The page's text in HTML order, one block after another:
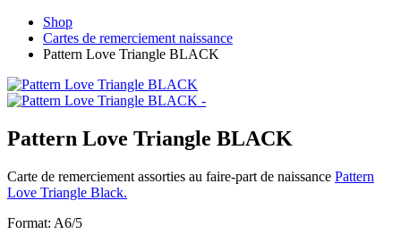
Shop
Cartes de remerciement naissance
Pattern Love Triangle BLACK
Pattern Love Triangle BLACK
Carte de remerciement assorties au faire-part de naissance Pattern
Love Triangle Black.
Format: A6/5